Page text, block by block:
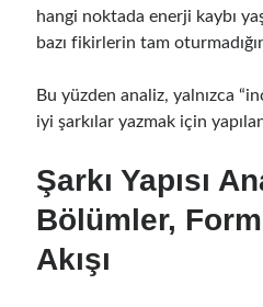
hangi noktada enerji kaybı
bazı fikirlerin tam
Bu yüzden analiz, yalnızca
iyi şarkılar yazmak için
Şarkı Yapısı
Bölümler,
Akışı